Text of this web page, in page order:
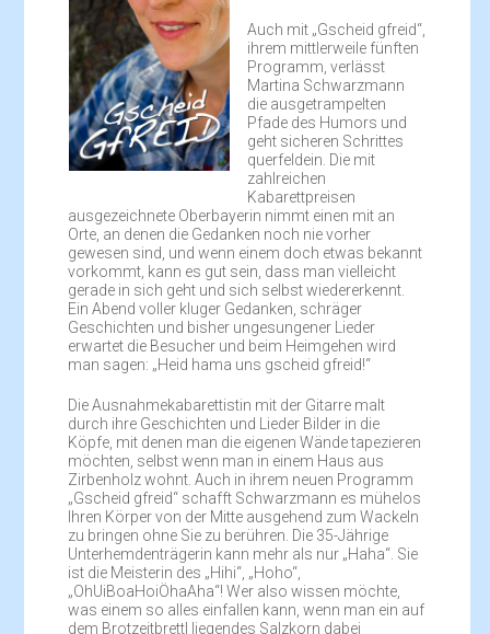
Auch mit „Gscheid gfreid“,
ihrem mittlerweile fünften
Programm, verlässt
Martina Schwarzmann
die ausgetrampelten
Pfade des Humors und
geht sicheren Schrittes
querfeldein. Die mit
zahlreichen
Kabarettpreisen
ausgezeichnete Oberbayerin nimmt einen mit an
Orte, an denen die Gedanken noch nie vorher
gewesen sind, und wenn einem doch etwas bekannt
vorkommt, kann es gut sein, dass man vielleicht
gerade in sich geht und sich selbst wiedererkennt.
Ein Abend voller kluger Gedanken, schräger
Geschichten und bisher ungesungener Lieder
erwartet die Besucher und beim Heimgehen wird
man sagen: „Heid hama uns gscheid gfreid!“
Die Ausnahmekabarettistin mit der Gitarre malt
durch ihre Geschichten und Lieder Bilder in die
Köpfe, mit denen man die eigenen Wände tapezieren
möchten, selbst wenn man in einem Haus aus
Zirbenholz wohnt. Auch in ihrem neuen Programm
„Gscheid gfreid“ schafft Schwarzmann es mühelos
Ihren Körper von der Mitte ausgehend zum Wackeln
zu bringen ohne Sie zu berühren. Die 35-Jährige
Unterhemdenträgerin kann mehr als nur „Haha“. Sie
ist die Meisterin des „Hihi“, „Hoho“,
„OhUiBoaHoiÖhaAha“! Wer also wissen möchte,
was einem so alles einfallen kann, wenn man ein auf
dem Brotzeitbrettl liegendes Salzkorn dabei